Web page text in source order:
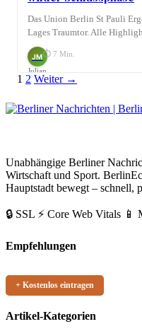
Das Union Berlin St Pauli
Lages Traumtor. Alle
JM
Julian
Möhring
⏱ 7 Min.
der
Beiträge
1 2 Link
Weiter →
Unabhängige Berliner
Wirtschaft und Sport.
Hauptstadt bewegt – schnell,
🔒 SSL ⚡ Core Web Vitals 📱
Empfehlungen
+ Kostenlos eintragen
Artikel-Kategorien